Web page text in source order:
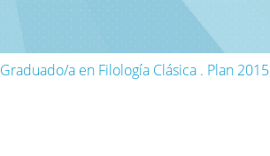
Graduado/a en Filología Clásica . Plan 2015